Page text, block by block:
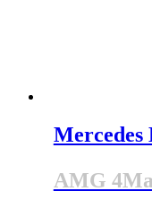
Mercedes
AMG